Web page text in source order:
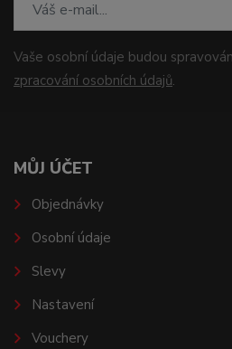
Vaše osobní údaje budou
zpracování osobních údajů.
MŮJ ÚČET
Objednávky
Osobní údaje
Slevy
Nastavení
Vouchery